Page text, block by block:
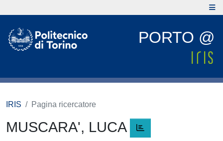
PORTO @
IRIS Pagina ricercatore
MUSCARA', LUCA